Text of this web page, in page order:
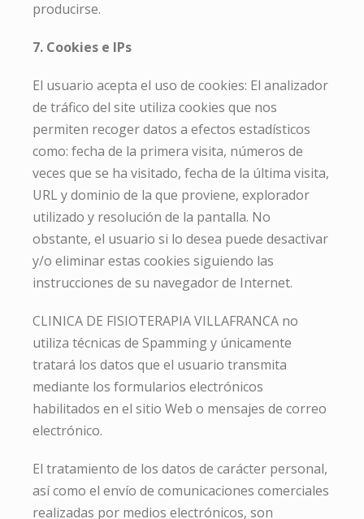
producirse.
7. Cookies e IPs
El usuario acepta el uso de cookies: El analizador
de tráfico del site utiliza cookies que nos
permiten recoger datos a efectos estadísticos
como: fecha de la primera visita, números de
veces que se ha visitado, fecha de la última visita,
URL y dominio de la que proviene, explorador
utilizado y resolución de la pantalla. No
obstante, el usuario si lo desea puede desactivar
y/o eliminar estas cookies siguiendo las
instrucciones de su navegador de Internet.
CLINICA DE FISIOTERAPIA VILLAFRANCA no
utiliza técnicas de Spamming y únicamente
tratará los datos que el usuario transmita
mediante los formularios electrónicos
habilitados en el sitio Web o mensajes de correo
electrónico.
El tratamiento de los datos de carácter personal,
así como el envío de comunicaciones comerciales
realizadas por medios electrónicos, son